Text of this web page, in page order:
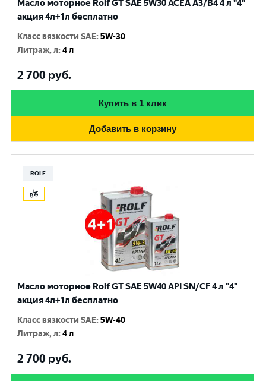
Масло моторное Rolf GT SAE 5W30 ACEA A3/B4 4 л "4"
акция 4л+1л бесплатно
Класс вязкости SAE:5W-30
Литраж, л:4 л
2 700 руб.
Купить в 1 клик
Добавить в корзину
ROLF
Масло моторное Rolf GT SAE 5W40 API SN/CF 4 л "4"
акция 4л+1л бесплатно
Класс вязкости SAE:5W-40
Литраж, л:4 л
2 700 руб.